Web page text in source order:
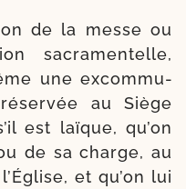
de la messe ou
sacra­men­telle,
une excom­mu­
au Siège
est laïque, qu’on
de sa charge, au
et qu’on lui